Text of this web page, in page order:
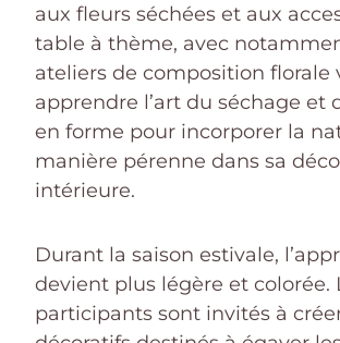
aux fleurs séchées et aux
table à thème, avec
ateliers de composition florale
apprendre l’art du séchage et
en forme pour incorporer la
manière pérenne dans sa
intérieure.
Durant la saison estivale,
devient plus légère et colorée.
participants sont invités à